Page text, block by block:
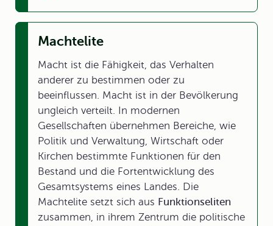
Machtelite
Macht ist die Fähigkeit, das Verhalten
anderer zu bestimmen oder zu
beeinflussen. Macht ist in der Bevölkerung
ungleich verteilt. In modernen
Gesellschaften übernehmen Bereiche, wie
Politik und Verwaltung, Wirtschaft oder
Kirchen bestimmte Funktionen für den
Bestand und die Fortentwicklung des
Gesamtsystems eines Landes. Die
Machtelite setzt sich aus Funktionseliten
zusammen, in ihrem Zentrum die politische